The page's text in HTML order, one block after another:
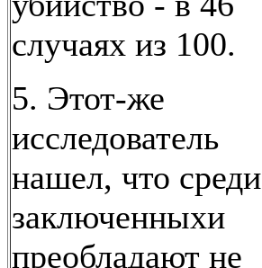
случаях из 100.
5. Этот-же
исследователь
нашел, что среди
заключенныхи
преобладают не